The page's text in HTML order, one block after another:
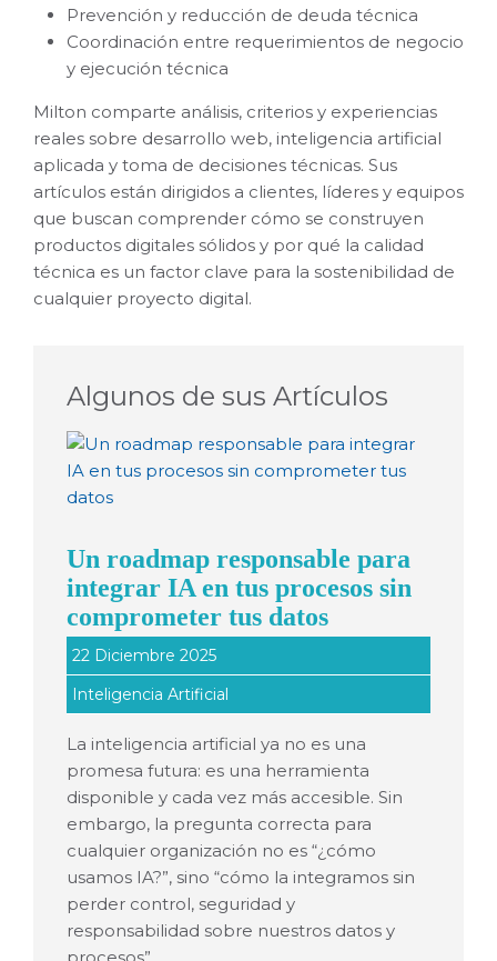
Prevención y reducción de deuda técnica
Coordinación entre requerimientos de negocio
y ejecución técnica
Milton comparte análisis, criterios y experiencias
reales sobre desarrollo web, inteligencia artificial
aplicada y toma de decisiones técnicas. Sus
artículos están dirigidos a clientes, líderes y equipos
que buscan comprender cómo se construyen
productos digitales sólidos y por qué la calidad
técnica es un factor clave para la sostenibilidad de
cualquier proyecto digital.
Algunos de sus Artículos
Un roadmap responsable para
integrar IA en tus procesos sin
comprometer tus datos
22 Diciembre 2025
Inteligencia Artificial
La inteligencia artificial ya no es una
promesa futura: es una herramienta
disponible y cada vez más accesible. Sin
embargo, la pregunta correcta para
cualquier organización no es “¿cómo
usamos IA?”, sino “cómo la integramos sin
perder control, seguridad y
responsabilidad sobre nuestros datos y